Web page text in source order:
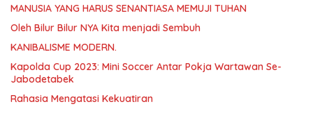
MANUSIA YANG HARUS SENANTIASA MEMUJI TUHAN
Oleh Bilur Bilur NYA Kita menjadi Sembuh
KANIBALISME MODERN.
Kapolda Cup 2023: Mini Soccer Antar Pokja Wartawan Se-
Jabodetabek
Rahasia Mengatasi Kekuatiran